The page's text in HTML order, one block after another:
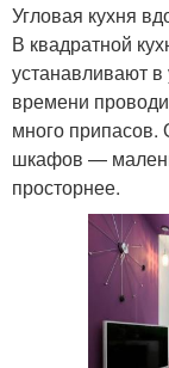
Угловая кухня
В квадратной
устанавливают
времени
много припасов.
шкафов —
просторнее.